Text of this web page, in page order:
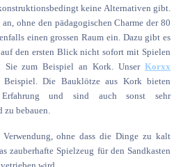
keine Alternativen gibt.
ohne den pädagogischen Charme der 80
einen grossen Raum ein. Dazu gibt es
den ersten Blick nicht sofort mit Spielen
Sie zum Beispiel an Kork. Unser Korxx
Die Bauklötze aus Kork bieten
und sind auch sonst sehr
zu bebauen.
ohne dass die Dinge zu kalt
zauberhafte Spielzeug für den Sandkasten